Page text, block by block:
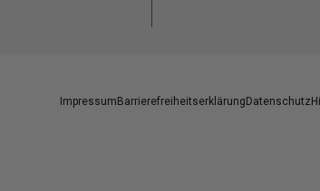
Impressum Barrierefreiheitserklärung Datenschutz